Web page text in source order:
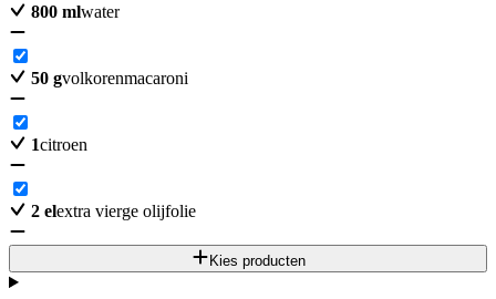
800 mlwater
50 gvolkorenmacaroni
1citroen
2 elextra vierge olijfolie
Kies producten